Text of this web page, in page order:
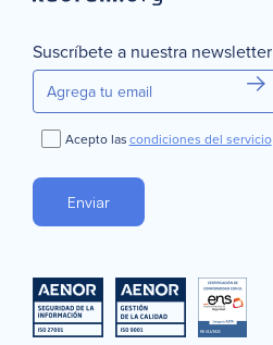
Suscríbete a nuestra newsletter
Acepto lascondiciones del servicio